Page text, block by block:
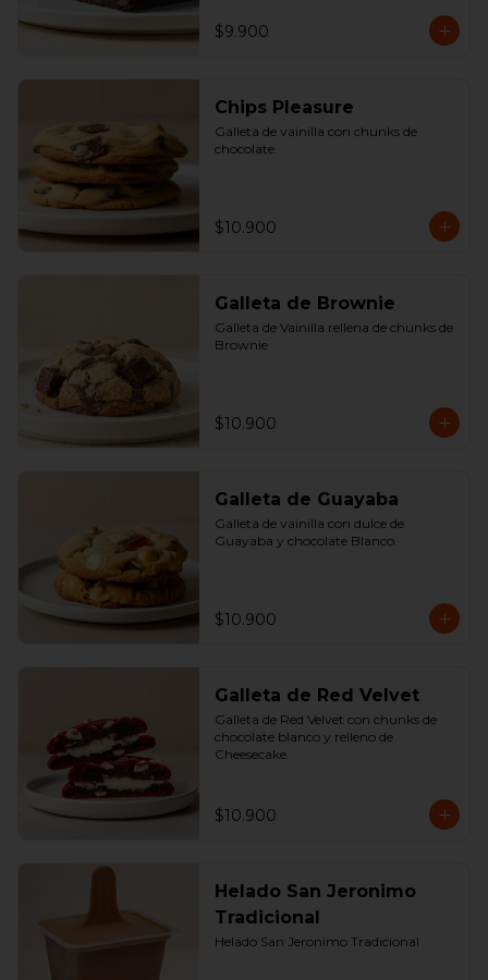
$9.900
Chips Pleasure
Galleta de vainilla con chunks de
chocolate.
$10.900
Galleta de Brownie
Galleta de Vainilla rellena de chunks de
Brownie
$10.900
Galleta de Guayaba
Galleta de vainilla con dulce de
Guayaba y chocolate Blanco.
$10.900
Galleta de Red Velvet
Galleta de Red Velvet con chunks de
chocolate blanco y relleno de
Cheesecake.
$10.900
Helado San Jeronimo
Tradicional
Helado San Jeronimo Tradicional